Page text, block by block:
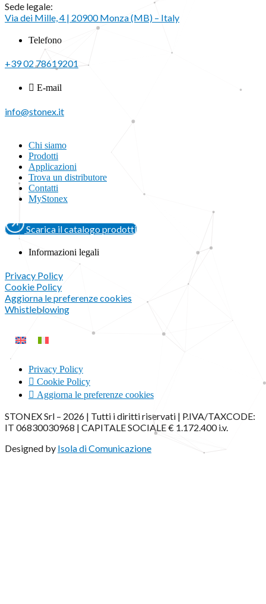
Sede legale:
Via dei Mille, 4 | 20900 Monza (MB) – Italy
Telefono
+39 02 78619201
E-mail
info@stonex.it
Chi siamo
Prodotti
Applicazioni
Trova un distributore
Contatti
MyStonex
Scarica il catalogo prodotti
Informazioni legali
Privacy Policy
Cookie Policy
Aggiorna le preferenze cookies
Whistleblowing
Privacy Policy
Cookie Policy
Aggiorna le preferenze cookies
STONEX Srl – 2026 | Tutti i diritti riservati | P.IVA/TAXCODE:
IT 06830030968 | CAPITALE SOCIALE € 1.172.400 i.v.
Designed by Isola di Comunicazione